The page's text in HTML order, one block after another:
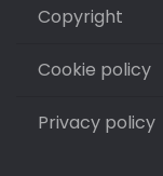
Copyright
Cookie policy
Privacy policy